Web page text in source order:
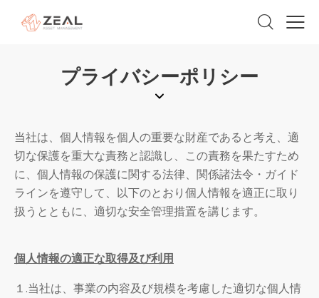
プライバシーポリシー
当社は、個人情報を個人の重要な財産であると考え、適
切な保護を重大な責務と認識し、この責務を果たすため
に、個人情報の保護に関する法律、関係諸法令・ガイド
ラインを遵守して、以下のとおり個人情報を適正に取り
扱うとともに、適切な安全管理措置を講じます。
個人情報の適正な取得及び利用
１.当社は、事業の内容及び規模を考慮した適切な個人情